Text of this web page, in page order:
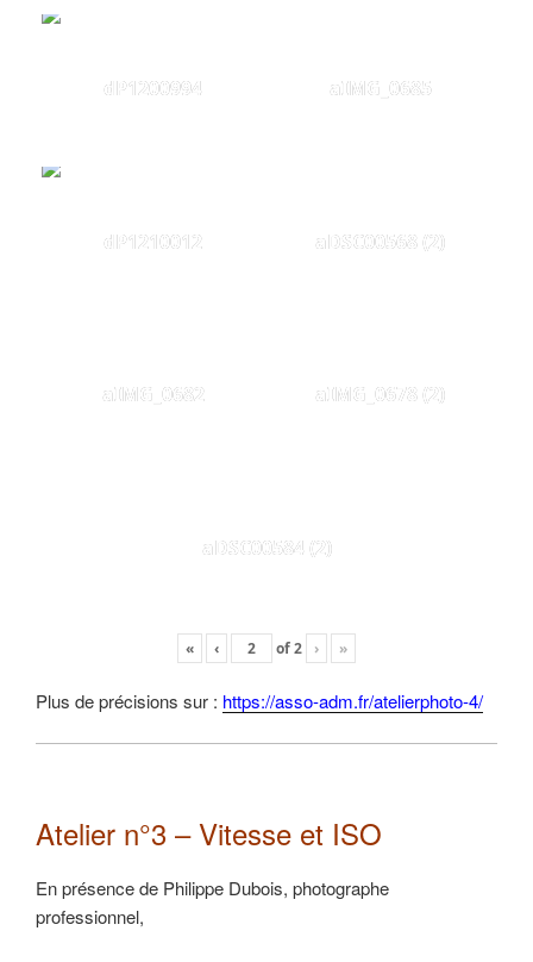
dP1200994 aIMG_0685
dP1210012 aDSC00568 (2)
aIMG_0682 aIMG_0678 (2)
aDSC00584 (2)
« ‹ of2 › »
Plus de précisions sur : https://asso-adm.fr/atelierphoto-4/
Atelier n°3 – Vitesse et ISO
En présence de Philippe Dubois, photographe
professionnel,